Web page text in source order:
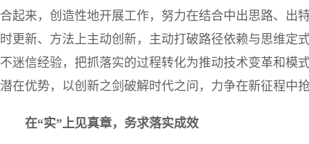
合起来，创造性地开展工作，努力在结合中出思路、出
时更新、方法上主动创新，主动打破路径依赖与思维定
不迷信经验，把抓落实的过程转化为推动技术变革和模
潜在优势，以创新之剑破解时代之问，力争在新征程中
在“实”上见真章，务求落实成效